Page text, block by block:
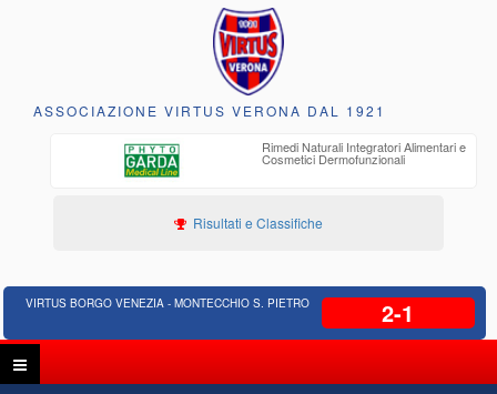
ASSOCIAZIONE VIRTUS VERONA DAL 1921
Rimedi Naturali Integratori Alimentari e
Cosmetici Dermofunzionali
Risultati e Classifiche
VIRTUS BORGO VENEZIA - MONTECCHIO S. PIETRO 2-1